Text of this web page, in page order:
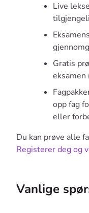
Live
Gratis
opp fag
eller
Du kan prøve alle
Registerer deg og
Vanlige